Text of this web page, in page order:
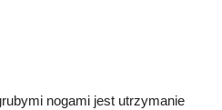
nogami jest utrzymanie